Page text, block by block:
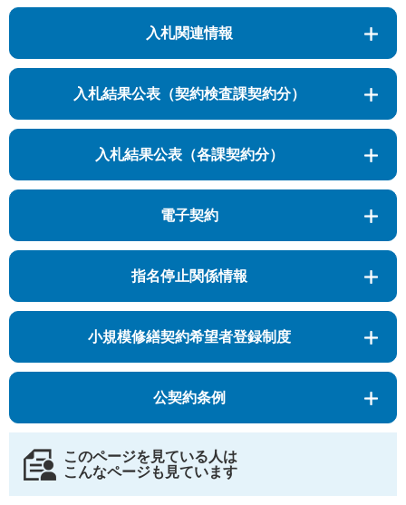
入札関連情報
入札結果公表（契約検査課契約分）
入札結果公表（各課契約分）
電子契約
指名停止関係情報
小規模修繕契約希望者登録制度
公契約条例
このページを見ている人は
こんなページも見ています